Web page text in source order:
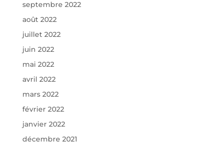
septembre 2022
août 2022
juillet 2022
juin 2022
mai 2022
avril 2022
mars 2022
février 2022
janvier 2022
décembre 2021